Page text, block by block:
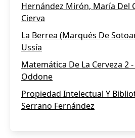
Hernández Mirón, María Del
Cierva
La Berrea (Marqués De
Ussía
Matemática De La Cerveza 2
Oddone
Propiedad Intelectual Y
Serrano Fernández